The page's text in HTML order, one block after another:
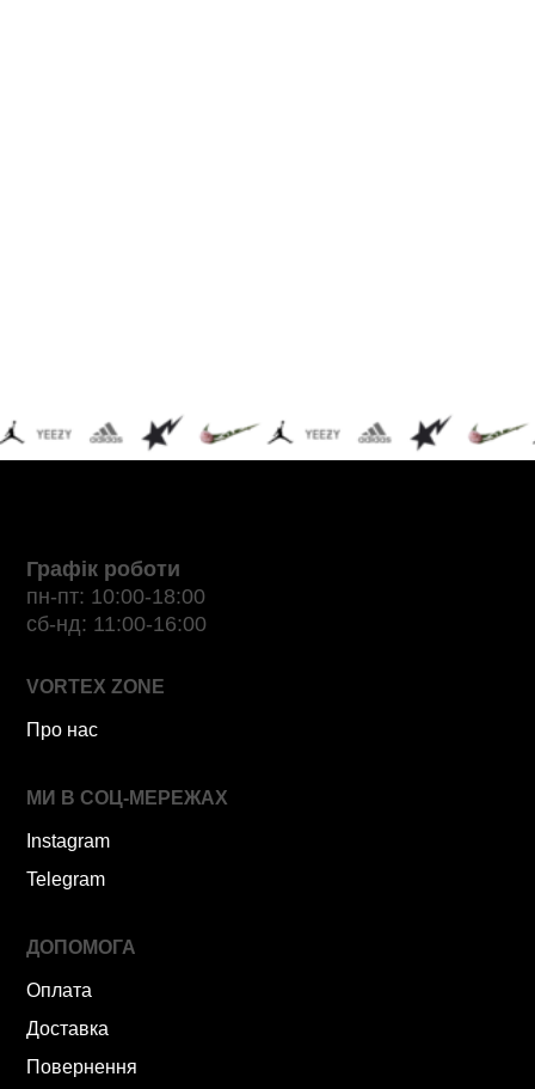
Графік роботи
пн-пт: 10:00-18:00
сб-нд: 11:00-16:00
VORTEX ZONE
Про нас
МИ В СОЦ-МЕРЕЖАХ
Instagram
Telegram
ДОПОМОГА
Оплата
Доставка
Повернення